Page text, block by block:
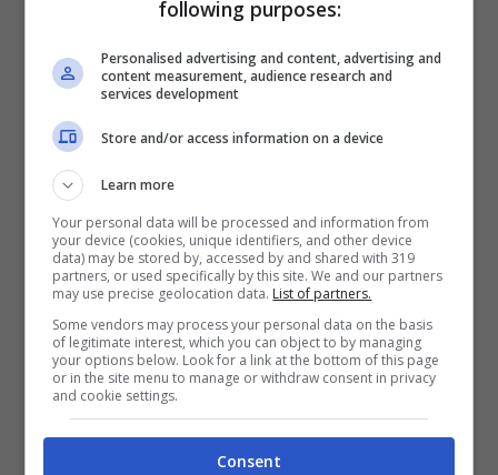
tutto il movimento a seguire una sola ed
univoca direzione.
-> Per restare aggiornato sulle ultime
notizie di F1, MotoGP e Superbike CLICCA
following purposes:
Personalised advertising and content, advertising and
content measurement, audience research and
services development
Store and/or access information on a device
Learn more
Your personal data will be processed and information from
your device (cookies, unique identifiers, and other device
data) may be stored by, accessed by and shared with 319
partners, or used specifically by this site. We and our partners
may use precise geolocation data. List of partners.
Some vendors may process your personal data on the basis
of legitimate interest, which you can object to by managing
your options below. Look for a link at the bottom of this page
or in the site menu to manage or withdraw consent in privacy
and cookie settings.
Consent